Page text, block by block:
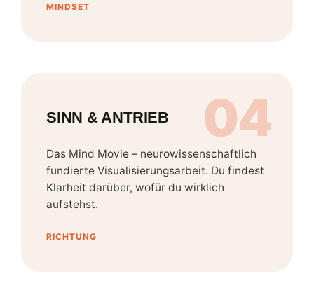
MINDSET
04
SINN & ANTRIEB
Das Mind Movie – neurowissenschaftlich
fundierte Visualisierungsarbeit. Du findest
Klarheit darüber, wofür du wirklich
aufstehst.
RICHTUNG